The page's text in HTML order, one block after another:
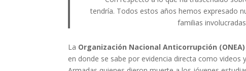
tendría. Todos estos años hemos expresado
familias
La Organización Nacional Anticorrupción (ONEA)
en donde se sabe por evidencia directa como